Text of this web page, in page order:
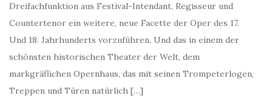
Dreifachfunktion aus Festival-Intendant, Regisseur und
Countertenor ein weitere, neue Facette der Oper des 17.
Und 18. Jahrhunderts vorzuführen. Und das in einem der
schönsten historischen Theater der Welt, dem
markgräflichen Opernhaus, das mit seinen Trompeterlogen,
Treppen und Türen natürlich […]